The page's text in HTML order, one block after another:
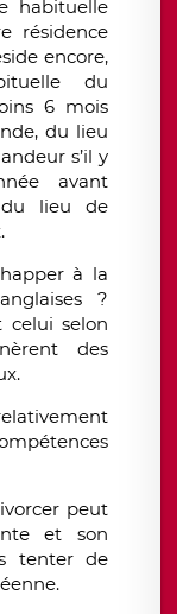
habituelle
résidence
encore,
du
6 mois
du lieu
s’il y
avant
du lieu de
à la
?
celui selon
des
peut
et son
tenter de